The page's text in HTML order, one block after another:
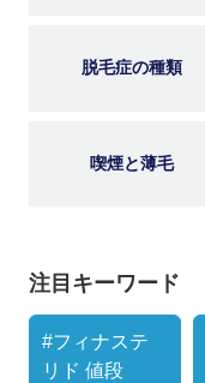
脱毛症の種類
喫煙と薄毛
注目キーワード
#フィナステ
リド 値段